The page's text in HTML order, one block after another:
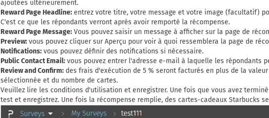
ajoutées ultérieurement.
Reward Page Headline: entrez votre titre, votre message et votre image (facultatif)
C'est ce que les répondants verront après avoir remporté la récompense.
Reward Page Message: Vous pouvez saisir un message à afficher sur la page de
Preview: vous pouvez cliquer sur Aperçu pour voir à quoi ressemblera la page de
Notifications: vous pouvez définir des notifications si nécessaire.
Public Contact Email: vous pouvez entrer l'adresse e-mail à laquelle les répondants
Review and Confirm: des frais d'exécution de 5 % seront facturés en plus de la
sélectionnée et du nombre de cartes.
Veuillez lire les conditions d'utilisation et enregistrer. Une fois que vous avez
test et enregistrez. Une fois la récompense remplie, des cartes-cadeaux Starbucks